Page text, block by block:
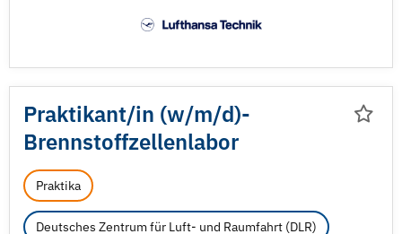
Praktikant/in (w/m/d)-
Brennstoffzellenlabor
Praktika
Deutsches Zentrum für Luft- und Raumfahrt (DLR)